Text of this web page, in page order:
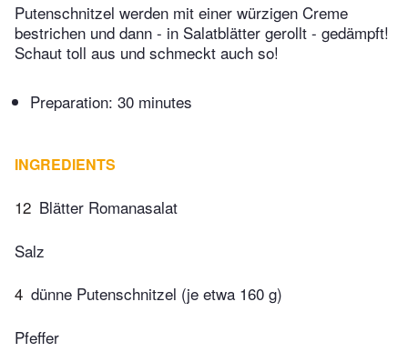
Putenschnitzel werden mit einer würzigen Creme
bestrichen und dann - in Salatblätter gerollt - gedämpft!
Schaut toll aus und schmeckt auch so!
Preparation: 30 minutes
INGREDIENTS
12 Blätter Romanasalat
Salz
4 dünne Putenschnitzel (je etwa 160 g)
Pfeffer